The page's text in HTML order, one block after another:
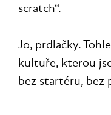
scratch“.
Jo, prdlačky.
kultuře, kterou
bez startéru, bez